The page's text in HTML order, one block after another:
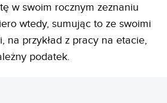
w swoim rocznym zeznaniu
wtedy, sumując to ze swoimi
na przykład z pracy na etacie,
podatek.